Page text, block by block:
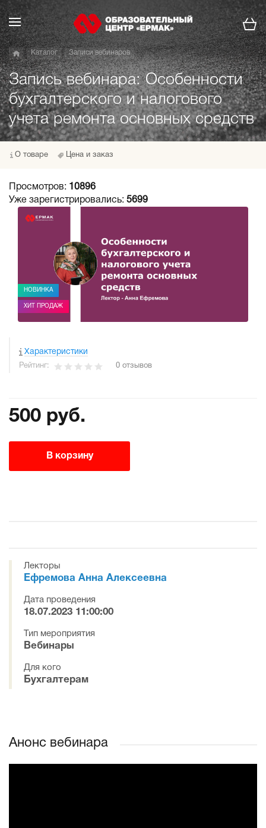
Каталог Записи вебинаров
Запись вебинара: Особенности
бухгалтерского и налогового
учета ремонта основных средств
О товаре Цена и заказ
Просмотров:
10896
Уже зарегистрировались: 5699
НОВИНКА
ХИТ ПРОДАЖ
Характеристики
Рейтинг: 0 отзывов
500 руб.
В корзину
Лекторы
Ефремова Анна Алексеевна
Дата проведения
18.07.2023 11:00:00
Тип мероприятия
Вебинары
Для кого
Бухгалтерам
Анонс вебинара